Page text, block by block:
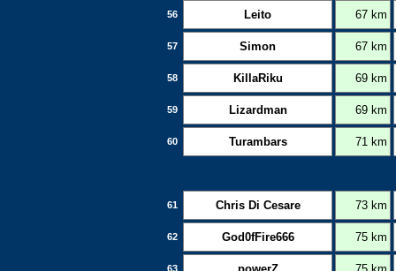
56 Leito 67 km
57 Simon 67 km
58 KillaRiku 69 km
59 Lizardman 69 km
60 Turambars 71 km
61 Chris Di Cesare 73 km
62 God0fFire666 75 km
63